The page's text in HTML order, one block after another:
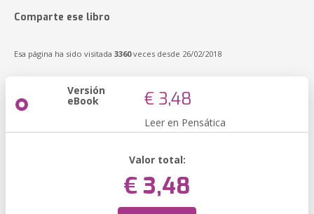
Comparte ese libro
Esa página ha sido visitada 3360veces desde 26/02/2018
Versión
eBook € 3,48
Leer en Pensática
Valor total:
€ 3,48